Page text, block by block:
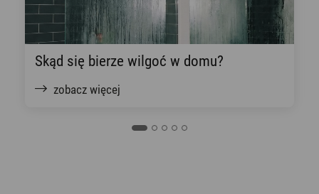
Skąd się bierze wilgoć w domu?
zobacz więcej